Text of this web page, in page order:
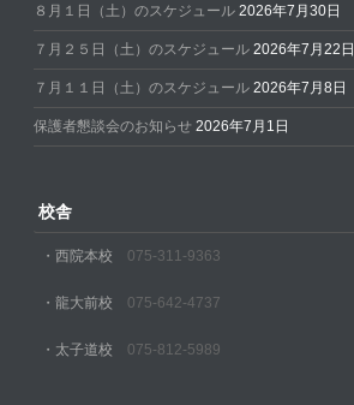
８月１日（土）のスケジュール 2026年7月30日
７月２５日（土）のスケジュール 2026年7月22日
７月１１日（土）のスケジュール 2026年7月8日
保護者懇談会のお知らせ 2026年7月1日
校舎
・西院本校 075-311-9363
・龍大前校 075-642-4737
・太子道校 075-812-5989